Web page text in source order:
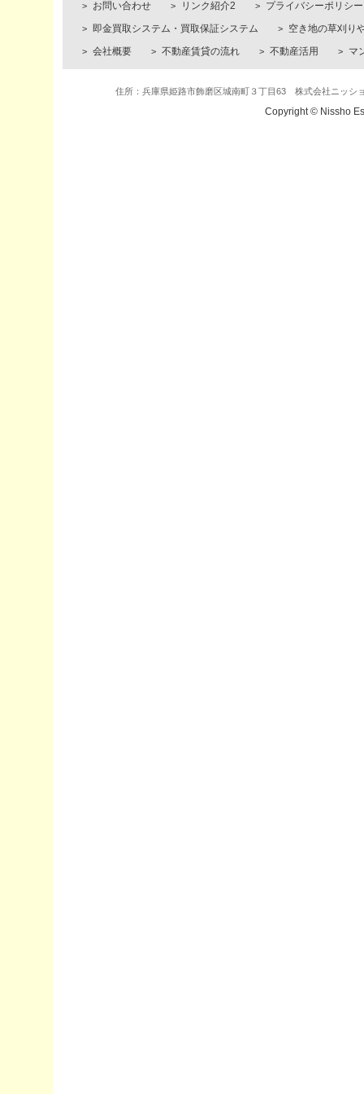
お問い合わせ リンク紹介2
プライバシーポリシー
即金買取システム・買取保証システム
空き地の草刈り
会社概要
不動産賃貸の流れ 不動産活用 マ
住所：兵庫県姫路市飾磨区城南町３丁目63 株式会社ニッ
Copyright © Nissho